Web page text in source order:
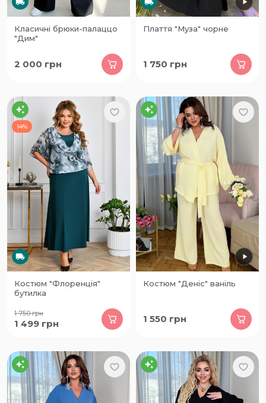
Класичні брюки-палаццо
"Дим"
2 000 грн
Плаття "Муза" чорне
1 750 грн
14%
Костюм "Флоренція"
бутилка
1 750грн
1 499 грн
Костюм "Деніс" ваніль
1 550 грн